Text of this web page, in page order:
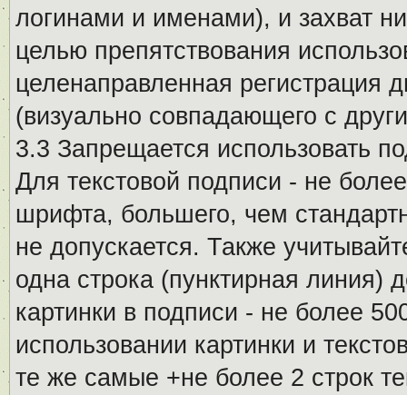
логинами и именами), и захват
целью препятствования
целенаправленная регистрация
(визуально совпадающего с
3.3 Запрещается использовать
Для текстовой подписи - не
шрифта, большего, чем
не допускается. Также
одна строка (пунктирная линия)
картинки в подписи - не более
использовании картинки и
те же самые +не более 2 строк